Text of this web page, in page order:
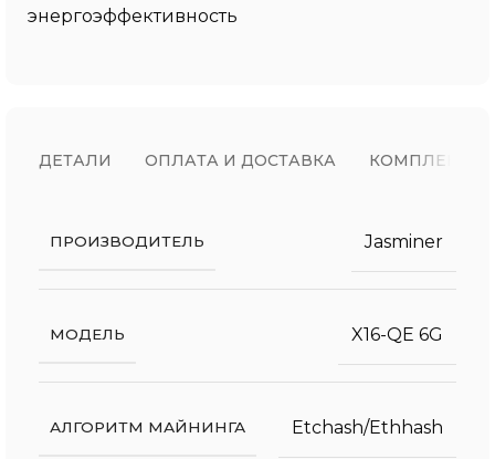
энергоэффективность
ДЕТАЛИ ОПЛАТА И ДОСТАВКА КОМПЛЕКТ
ПРОИЗВОДИТЕЛЬ Jasminer
МОДЕЛЬ X16-QE 6G
АЛГОРИТМ МАЙНИНГА Etchash/Ethhash